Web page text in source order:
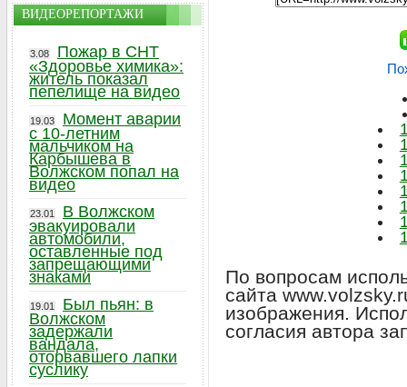
По вопросам
сайта
изображения.
согласия автора
ВИДЕОРЕПОРТАЖИ
3.08
Пожар в СНТ
«Здоровье химика»:
житель показал
пепелище на видео
19.03
Момент аварии
с 10-летним
мальчиком на
Карбышева в
Волжском попал на
видео
23.01
В Волжском
эвакуировали
автомобили,
оставленные под
запрещающими
знаками
19.01
Был пьян: в
Волжском
задержали
вандала,
оторвавшего лапки
суслику